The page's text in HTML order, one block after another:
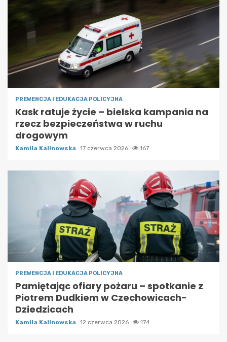
PREWENCJA I EDUKACJA POLICYJNA
Kask ratuje życie – bielska kampania na
rzecz bezpieczeństwa w ruchu
drogowym
Kamila Kalinowska 17 czerwca 2026 167
PREWENCJA I EDUKACJA POLICYJNA
Pamiętając ofiary pożaru – spotkanie z
Piotrem Dudkiem w Czechowicach-
Dziedzicach
Kamila Kalinowska 12 czerwca 2026 174